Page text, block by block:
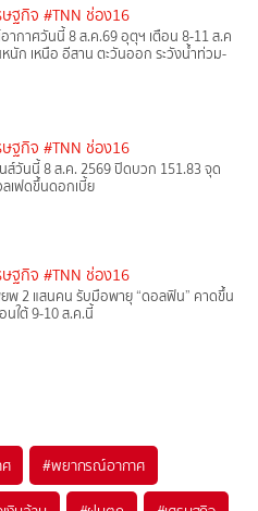
ษฐกิจ #TNN ช่อง16
กาศวันนี้ 8 ส.ค.69 อุตุฯ เตือน 8-11 ส.ค
นัก เหนือ อีสาน ตะวันออก ระวังน้ำท่วม-
ษฐกิจ #TNN ช่อง16
ส์วันนี้ 8 ส.ค. 2569 ปิดบวก 151.83 จุด
เฟดขึ้นดอกเบี้ย
ษฐกิจ #TNN ช่อง16
2 แสนคน รับมือพายุ “ดอลฟิน” คาดขึ้น
ใต้ 9-10 ส.ค.นี้
#พยากรณ์อากาศ